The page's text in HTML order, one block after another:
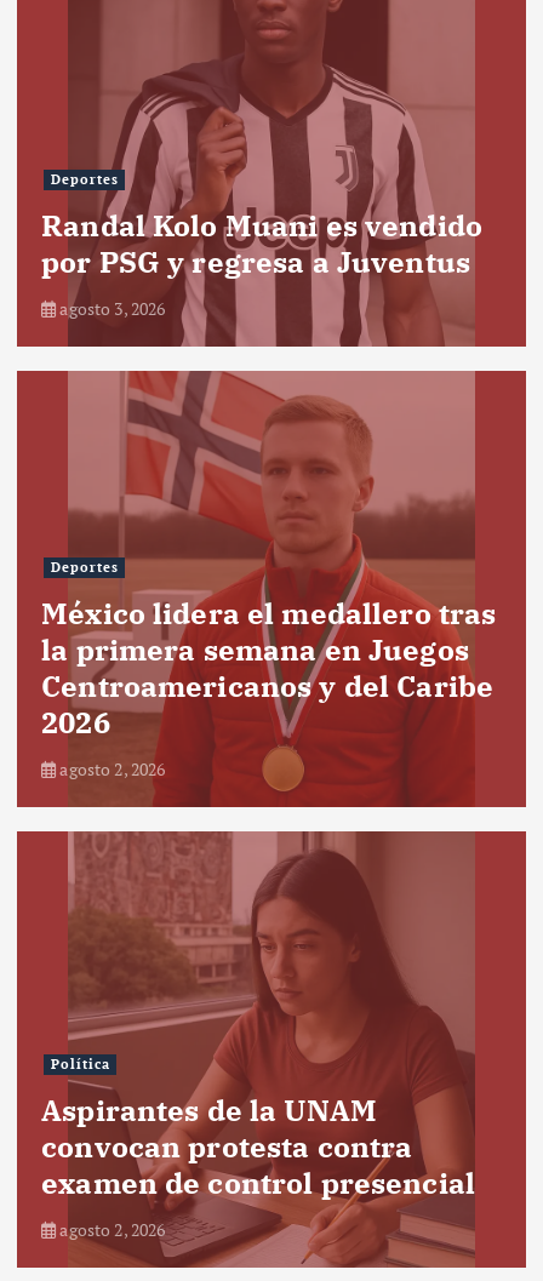
Deportes
Randal Kolo Muani es vendido
por PSG y regresa a Juventus
agosto 3, 2026
Deportes
México lidera el medallero tras
la primera semana en Juegos
Centroamericanos y del Caribe
2026
agosto 2, 2026
Política
Aspirantes de la UNAM
convocan protesta contra
examen de control presencial
agosto 2, 2026